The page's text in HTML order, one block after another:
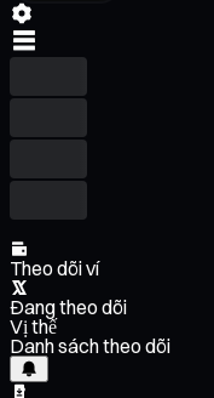
Theo dõi ví
Đang theo dõi
Vị thế
Danh sách theo dõi